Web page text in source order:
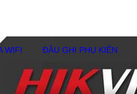
WIFI ĐẦU GHI PHỤ KIÊN